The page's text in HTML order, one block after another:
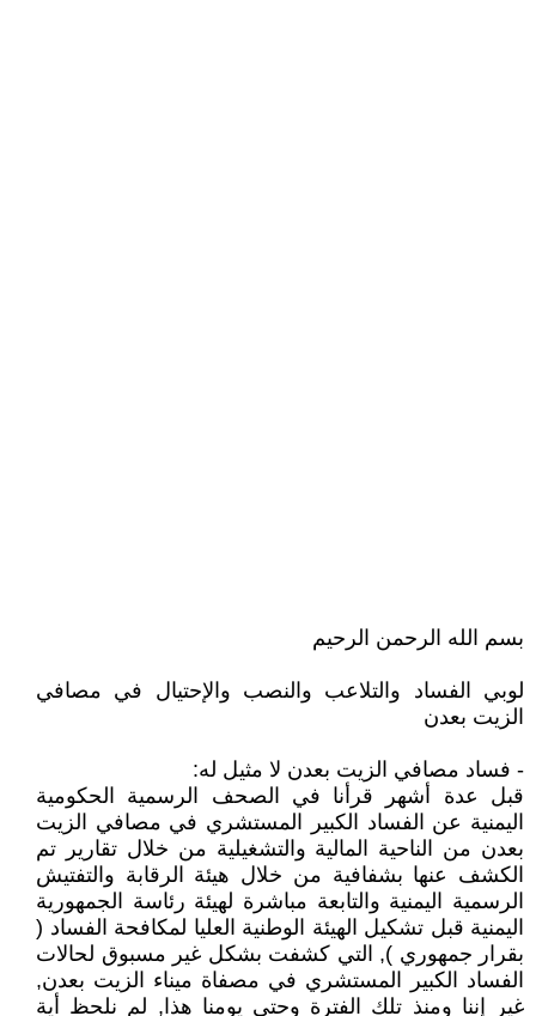
بسم الله الرحمن الرحيم
لوبي الفساد والتلاعب والنصب والإحتيال في مصافي
الزيت بعدن
- فساد مصافي الزيت بعدن لا مثيل له:
قبل عدة أشهر قرأنا في الصحف الرسمية الحكومية
اليمنية عن الفساد الكبير المستشري في مصافي الزيت
بعدن من الناحية المالية والتشغيلية من خلال تقارير تم
الكشف عنها بشفافية من خلال هيئة الرقابة والتفتيش
الرسمية اليمنية والتابعة مباشرة لهيئة رئاسة الجمهورية
اليمنية قبل تشكيل الهيئة الوطنية العليا لمكافحة الفساد (
بقرار جمهوري ), التي كشفت بشكل غير مسبوق لحالات
الفساد الكبير المستشري في مصفاة ميناء الزيت بعدن,
غير إننا ومنذ تلك الفترة وحتى يومنا هذا, لم نلحظ أية